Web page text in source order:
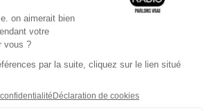
/ Android
l'application